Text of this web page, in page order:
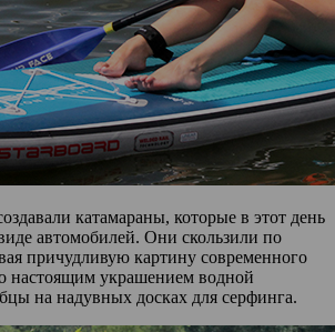
катамараны, которые в этот день
автомобилей. Они скользили по
причудливую картину современного
настоящим украшением водной
на надувных досках для серфинга.